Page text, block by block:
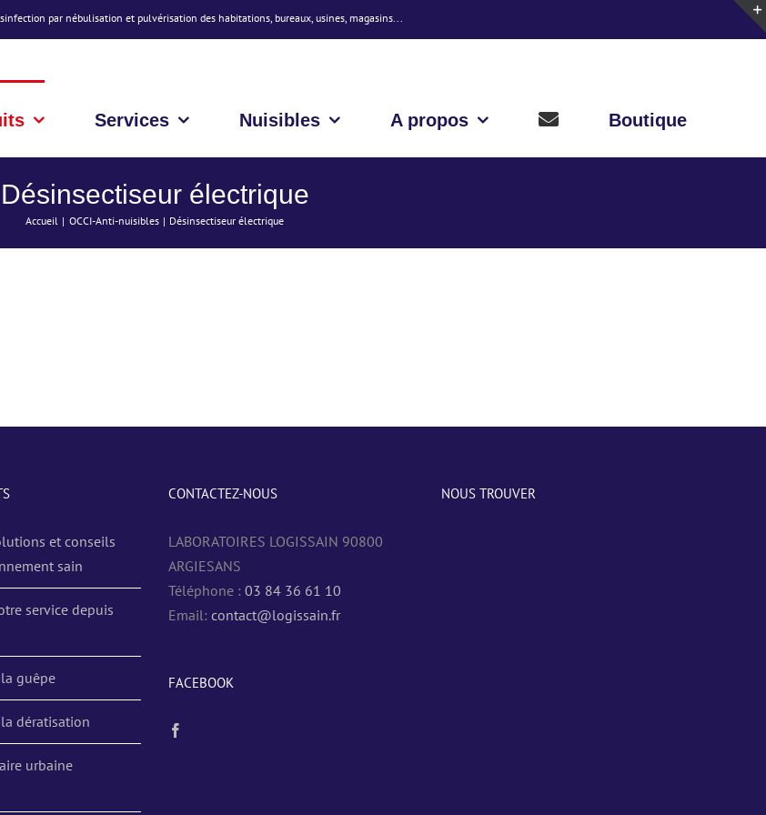
par nébulisation et pulvérisation des habitations, bureaux, usines, magasins...
Services Nuisibles A propos Boutique
Désinsectiseur électrique
Accueil OCCI-Anti-nuisibles Désinsectiseur électrique
et conseils
sain
service depuis
guêpe
dératisation
urbaine
CONTACTEZ-NOUS
LABORATOIRES LOGISSAIN 90800
ARGIESANS
Téléphone : 03 84 36 61 10
Email: contact@logissain.fr
FACEBOOK
NOUS TROUVER